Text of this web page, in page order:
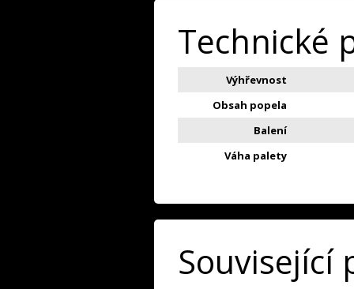
Technické
Výhřevnost
Obsah popela
Balení
Váha palety
Související